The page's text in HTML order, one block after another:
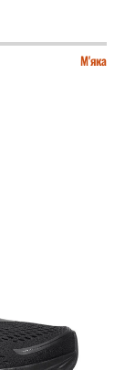
М'яка